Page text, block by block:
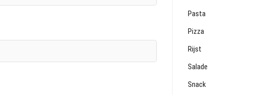
Pasta
Pizza
Rijst
Salade
Snack